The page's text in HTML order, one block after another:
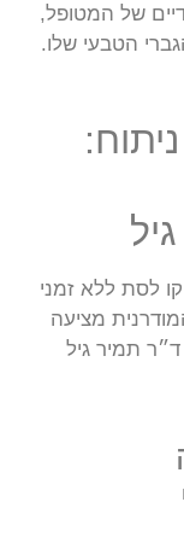
של המטופל,
הטבעי שלו.
לסת ללא זמני
מציעה
תמיר גיל